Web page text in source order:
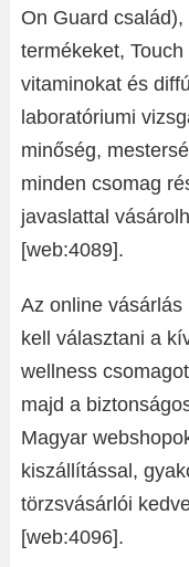
On Guard
termékeket,
vitaminokat és
laboratóriumi
minőség,
minden csomag
javaslattal
[web:4089].
Az online
kell választani a
wellness
majd a
Magyar
kiszállítással,
törzsvásárlói
[web:4096].